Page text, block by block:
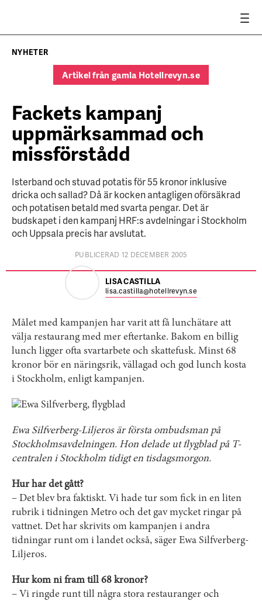
NYHETER
Artikel från gamla Hotellrevyn.se
Fackets kampanj
uppmärksammad och
missförstådd
Isterband och stuvad potatis för 55 kronor inklusive
dricka och sallad? Då är kocken antagligen oförsäkrad
och potatisen betald med svarta pengar. Det är
budskapet i den kampanj HRF:s avdelningar i Stockholm
och Uppsala precis har avslutat.
PUBLICERAD 12 DECEMBER 2005
LISA CASTILLA
lisa.castilla@hotellrevyn.se
Målet med kampanjen har varit att få lunchätare att
välja restaurang med mer eftertanke. Bakom en billig
lunch ligger ofta svartarbete och skattefusk. Minst 68
kronor bör en näringsrik, vällagad och god lunch kosta
i Stockholm, enligt kampanjen.
Ewa Silfverberg-Liljeros är första ombudsman på
Stockholmsavdelningen. Hon delade ut flygblad på T-
centralen i Stockholm tidigt en tisdagsmorgon.
Hur har det gått?
– Det blev bra faktiskt. Vi hade tur som fick in en liten
rubrik i tidningen Metro och det gav mycket ringar på
vattnet. Det har skrivits om kampanjen i andra
tidningar runt om i landet också, säger Ewa Silfverberg-
Liljeros.
Hur kom ni fram till 68 kronor?
– Vi ringde runt till några stora restauranger och